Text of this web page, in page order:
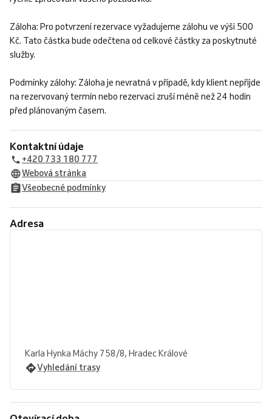
Záloha: Pro potvrzení rezervace vyžadujeme zálohu ve výši 500
Kč. Tato částka bude odečtena od celkové částky za poskytnuté
služby.
Podmínky zálohy: Záloha je nevratná v případě, kdy klient nepřijde
na rezervovaný termín nebo rezervaci zruší méně než 24 hodin
před plánovaným časem.
Kontaktní údaje
+420 733 180 777
Webová stránka
Všeobecné podmínky
Adresa
Karla Hynka Máchy 758/8, Hradec Králové
Vyhledání trasy